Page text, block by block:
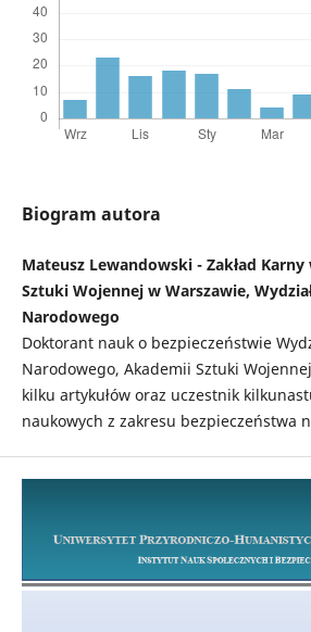
Biogram autora
Mateusz Lewandowski - Zakład
Sztuki Wojennej w Warszawie,
Narodowego
Doktorant nauk o bezpieczeństwie
Narodowego, Akademii Sztuki
kilku artykułów oraz uczestnik
naukowych z zakresu bezpieczeństwa